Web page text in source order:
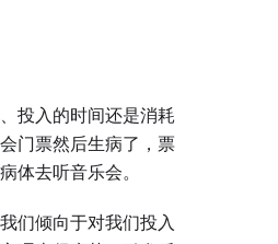
投入的时间还是消耗
门票然后生病了，票
体去听音乐会。
们倾向于对我们投入